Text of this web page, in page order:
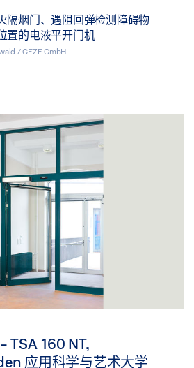
隔烟门、遇阻回弹检测障碍物
置的电液平开门机
/ GEZE GmbH
TSA 160 NT,
应用科学与艺术大学